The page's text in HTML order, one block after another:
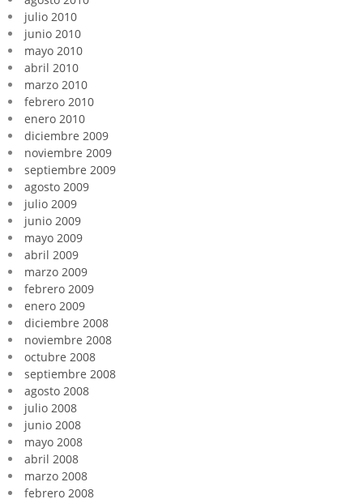
julio 2010
junio 2010
mayo 2010
abril 2010
marzo 2010
febrero 2010
enero 2010
diciembre 2009
noviembre 2009
septiembre 2009
agosto 2009
julio 2009
junio 2009
mayo 2009
abril 2009
marzo 2009
febrero 2009
enero 2009
diciembre 2008
noviembre 2008
octubre 2008
septiembre 2008
agosto 2008
julio 2008
junio 2008
mayo 2008
abril 2008
marzo 2008
febrero 2008